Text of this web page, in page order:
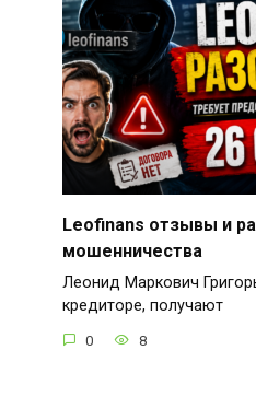
Leofinans отзывы и
мошенничества
Леонид Маркович
кредиторе, получают
0 8